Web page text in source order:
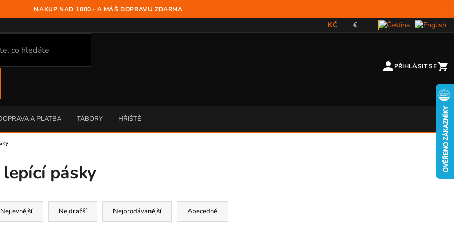
NAKUP NAD 1000,- A MÁŠ DOPRAVU ZDARMA
KČ €
PŘIHLÁSIT SE
A PLATBA TÁBORY HŘIŠTĚ
pásky
Nejlevnější Nejdražší Nejprodávanější Abecedně